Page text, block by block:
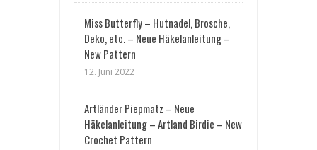
Miss Butterfly – Hutnadel, Brosche,
Deko, etc. – Neue Häkelanleitung –
New Pattern
12. Juni 2022
Artländer Piepmatz – Neue
Häkelanleitung – Artland Birdie – New
Crochet Pattern